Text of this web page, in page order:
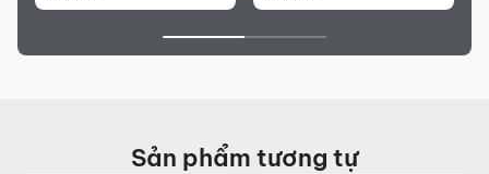
Sản phẩm tương tự